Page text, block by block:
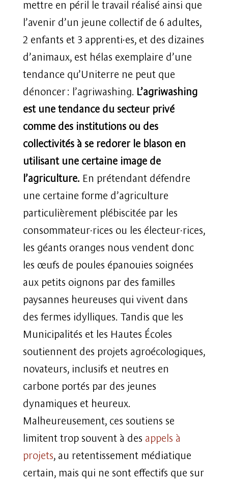
mettre en péril le travail réalisé ainsi que
l’avenir d’un jeune collectif de 6 adultes,
2 enfants et 3 apprenti·es, et des dizaines
d’animaux, est hélas exemplaire d’une
tendance qu’Uniterre ne peut que
dénoncer : l’agriwashing. L’agriwashing
est une tendance du secteur privé
comme des institutions ou des
collectivités à se redorer le blason en
utilisant une certaine image de
l’agriculture. En prétendant défendre
une certaine forme d’agriculture
particulièrement plébiscitée par les
consommateur·rices ou les électeur·rices,
les géants oranges nous vendent donc
les œufs de poules épanouies soignées
aux petits oignons par des familles
paysannes heureuses qui vivent dans
des fermes idylliques. Tandis que les
Municipalités et les Hautes Écoles
soutiennent des projets agroécologiques,
novateurs, inclusifs et neutres en
carbone portés par des jeunes
dynamiques et heureux.
Malheureusement, ces soutiens se
limitent trop souvent à des appels à
projets, au retentissement médiatique
certain, mais qui ne sont effectifs que sur